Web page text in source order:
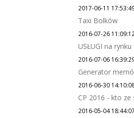
2017-06-11
Taxi Bolków
2016-07-26 11:09:12
USŁUGI na rynku
2016-07-06
Generator
2016-06-30
CP 2016 - kto ze
2016-05-04 18:44:07